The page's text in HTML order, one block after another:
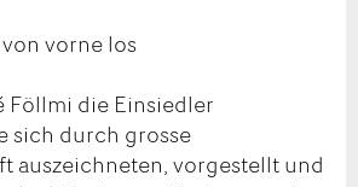
vorne los
Föllmi die Einsiedler
sich durch grosse
auszeichneten, vorgestellt und